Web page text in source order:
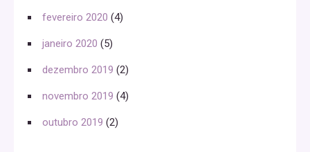
fevereiro 2020 (4)
janeiro 2020 (5)
dezembro 2019 (2)
novembro 2019 (4)
outubro 2019 (2)